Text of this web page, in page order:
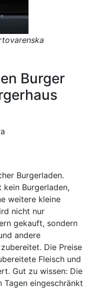
Burger
Burgerladen.
Burgerladen,
weitere kleine
nicht nur
gekauft, sondern
andere
Die Preise
Fleisch und
Gut zu wissen: Die
Tagen eingeschränkt